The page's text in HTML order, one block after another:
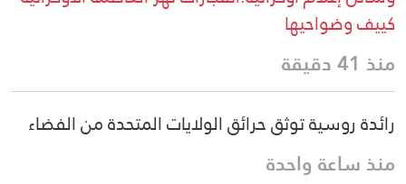
كييف وضواحيها
منذ 41 دقيقة
رائدة روسية توثق حرائق الولايات المتحدة من الفضاء
منذ ساعة واحدة